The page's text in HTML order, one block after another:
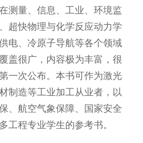
测量、信息、工业、环境监
超快物理与化学反应动力学
电、冷原子导航等各个领域
盖很广，内容极为丰富，很
一次公布。本书可作为激光
制造等工业加工从业者，以
、航空气象保障、国家安全
工程专业学生的参考书。